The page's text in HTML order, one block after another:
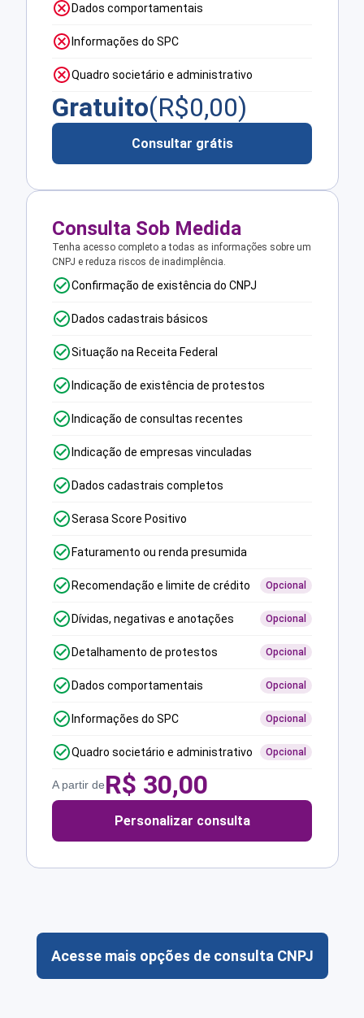
Dados comportamentais
Informações do SPC
Quadro societário e administrativo
Gratuito(R$0,00)
Consultar grátis
Consulta Sob Medida
Tenha acesso completo a todas as informações sobre um
CNPJ e reduza riscos de inadimplência.
Confirmação de existência do CNPJ
Dados cadastrais básicos
Situação na Receita Federal
Indicação de existência de protestos
Indicação de consultas recentes
Indicação de empresas vinculadas
Dados cadastrais completos
Serasa Score Positivo
Faturamento ou renda presumida
Recomendação e limite de crédito Opcional
Dívidas, negativas e anotações Opcional
Detalhamento de protestos Opcional
Dados comportamentais Opcional
Informações do SPC Opcional
Quadro societário e administrativo Opcional
A partir deR$ 30,00
Personalizar consulta
Acesse mais opções de consulta CNPJ